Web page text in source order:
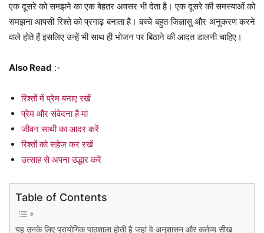
एक दूसरे को समझने का एक बेहतर अवसर भी देता है। एक दूसरे की समस्याओं को
समझना आपसी रिश्ते को प्रगाढ़ बनाता है। बच्चे बहुत जिज्ञासु और अनुकरण करने
वाले होते हैं इसलिए उन्हें भी साथ ही भोजन पर बिठाने की आदत डालनी चाहिए।
Also Read :-
रिश्तों में प्रेम बनाए रखें
प्रेम और संवेदना है मां
जीवन साथी का आदर करें
रिश्तों को सहेज कर रखें
उत्साह से अपना उद्धार करें
Table of Contents
यह उनके लिए प्रायोगिक पाठशाला होती है जहां वे अनुशासन और कर्तव्य सीख